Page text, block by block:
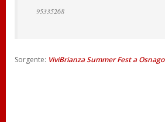
95335268
Sorgente: ViviBrianza Summer Fest a Osnago